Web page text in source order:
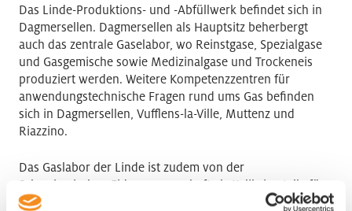
Das Linde-Produktions- und -Abfüllwerk befindet sich in
Dagmersellen. Dagmersellen als Hauptsitz beherbergt
auch das zentrale Gaselabor, wo Reinstgase, Spezialgase
und Gasgemische sowie Medizinalgase und Trockeneis
produziert werden. Weitere Kompetenzzentren für
anwendungstechnische Fragen rund ums Gas befinden
sich in Dagmersellen, Vufflens-la-Ville, Muttenz und
Riazzino.
Das Gaslabor der Linde ist zudem von der
Schweizerischen Eidgenossenschaft als Kalibrierstelle für
Gasgemische anerkannt.